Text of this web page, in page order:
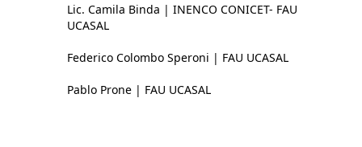
Lic. Camila Binda | INENCO CONICET- FAU
UCASAL
Federico Colombo Speroni | FAU UCASAL
Pablo Prone | FAU UCASAL